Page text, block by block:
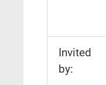
Invited
by: